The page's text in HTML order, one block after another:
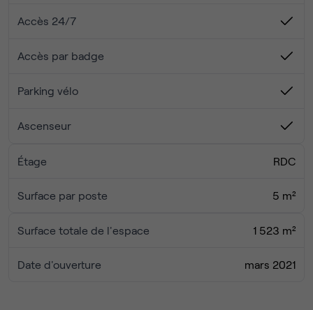
Accès 24/7
Accès par badge
Parking vélo
Ascenseur
Étage RDC
Surface par poste 5 m²
Surface totale de l'espace 1 523 m²
Date d'ouverture mars 2021